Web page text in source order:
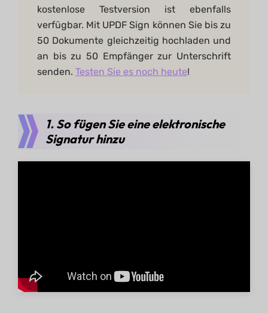
kostenlose Testversion ist ebenfalls
verfügbar. Mit UPDF Sign können Sie bis zu
50 Dokumente gleichzeitig hochladen und
an bis zu 50 Empfänger zur Unterschrift
senden. Testen Sie es noch heute!
1. So fügen Sie eine elektronische
Signatur hinzu